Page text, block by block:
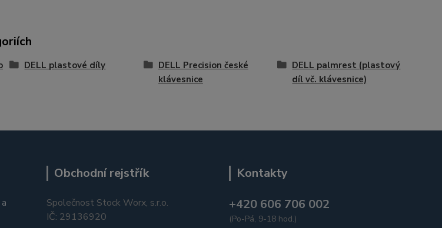
DELL plastové díly
DELL Precision české
klávesnice
DELL palmrest (plastový
díl vč. klávesnice)
Obchodní rejstřík
Společnost Stock Worx, s.r.o.
IČ: 29136920
Kontakty
+420 606 706 002
(Po-Pá, 9-18 hod.)